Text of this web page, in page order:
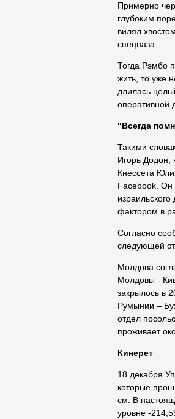
Примерно
глубоким
вилял
спецназа.
Тогда Рэмбо
жить, то уже
длилась
оперативной
"Всегда
Такими
Игорь Додон,
Кнессета
Facebook. Он
фактором в
Согласно
следующей
Молдова
Молдовы -
закрылось в
Румынии –
отдел
проживает
Кинерет
18 декабря
которые
см. В
уровне -